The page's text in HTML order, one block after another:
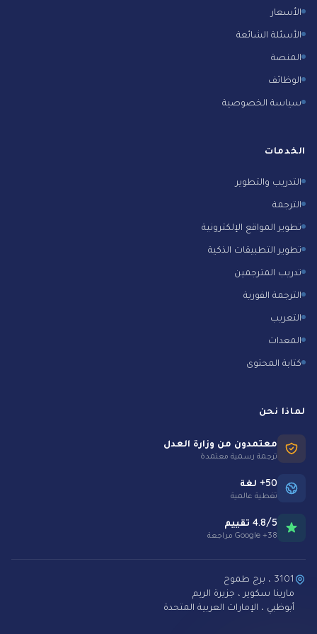
الأسعار
الأسئلة الشائعة
المنصة
الوظائف
سياسة الخصوصية
الخدمات
التدريب والتطوير
الترجمة
تطوير المواقع الإلكترونية
تطوير التطبيقات الذكية
تدريب المترجمين
الترجمة الفورية
التعريب
المعدات
كتابة المحتوى
لماذا نحن
معتمدون من وزارة العدل
ترجمة رسمية معتمدة
50+ لغة
تغطية عالمية
4.8/5 تقييم
38+ Google مراجعة
3101 ، برج طموح
مارينا سكوير ، جزيرة الريم
أبوظبي ، الإمارات العربية المتحدة